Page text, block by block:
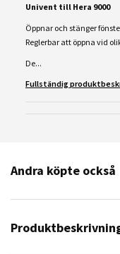
Univent till Hera 9000
Öppnar och stänger
Reglerbar att öppna vid
De...
Fullständig
Andra köpte också